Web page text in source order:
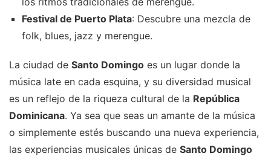
Festival de Puerto Plata: Descubre una mezcla de
folk, blues, jazz y merengue.
La ciudad de Santo Domingo es un lugar donde la
música late en cada esquina, y su diversidad musical
es un reflejo de la riqueza cultural de la República
Dominicana. Ya sea que seas un amante de la música
o simplemente estés buscando una nueva experiencia,
las experiencias musicales únicas de Santo Domingo